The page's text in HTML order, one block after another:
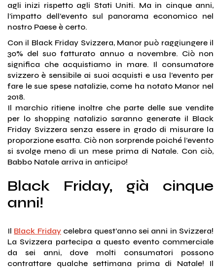
agli inizi rispetto agli Stati Uniti. Ma in cinque anni,
l’impatto dell’evento sul panorama economico nel
nostro Paese è certo.
Con il Black Friday Svizzera, Manor può raggiungere il
30% del suo fatturato annuo a novembre. Ciò non
significa che acquistiamo in mare. Il consumatore
svizzero è sensibile ai suoi acquisti e usa l’evento per
fare le sue spese natalizie, come ha notato Manor nel
2018.
Il marchio ritiene inoltre che parte delle sue vendite
per lo shopping natalizio saranno generate il Black
Friday Svizzera senza essere in grado di misurare la
proporzione esatta. Ciò non sorprende poiché l’evento
si svolge meno di un mese prima di Natale. Con ciò,
Babbo Natale arriva in anticipo!
Black Friday, già cinque
anni!
Il Black Fridaycelebra quest’anno sei anni in Svizzera!
La Svizzera partecipa a questo evento commerciale
da sei anni, dove molti consumatori possono
contrattare qualche settimana prima di Natale! Il